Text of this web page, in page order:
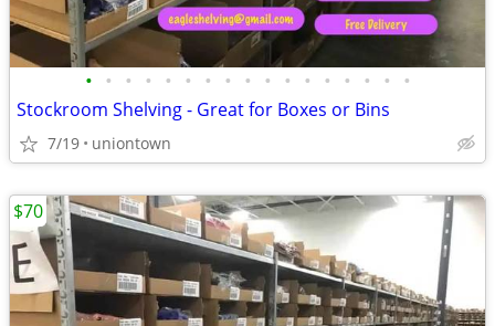
• • • • • • • • • • • • • • • • •
Stockroom Shelving - Great for Boxes or Bins
7/19 uniontown
$70